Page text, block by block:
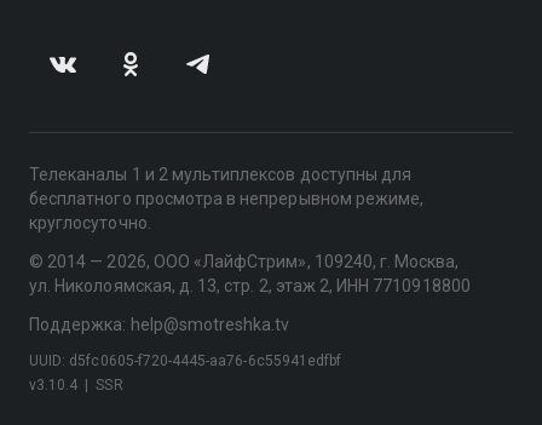
Телеканалы 1 и 2 мультиплексов доступны для
бесплатного просмотра в непрерывном режиме,
круглосуточно.
© 2014 — 2026, ООО «ЛайфСтрим», 109240, г. Москва,
ул. Николоямская, д. 13, стр. 2, этаж 2, ИНН 7710918800
Поддержка: help@smotreshka.tv
v3.10.4 SSR
UUID: d5fc0605-f720-4445-aa76-6c55941edfbf